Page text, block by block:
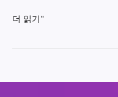
압
오
더 읽기"